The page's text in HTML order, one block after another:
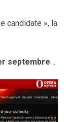
candidate », la
septembre…